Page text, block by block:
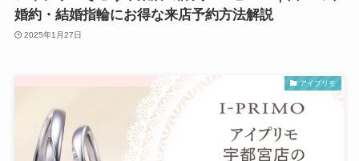
婚約・結婚指輪にお得な来店予約方法解説
2025年1月27日
アイプリモ